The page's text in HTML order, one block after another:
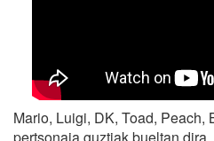
Mario, Luigi, DK, Toad,
pertsonaia guztiak bueltan